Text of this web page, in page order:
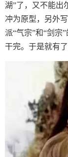
湖”了，又不能出
冲为原型，另外
派“气宗”和“剑宗
干完。于是就有